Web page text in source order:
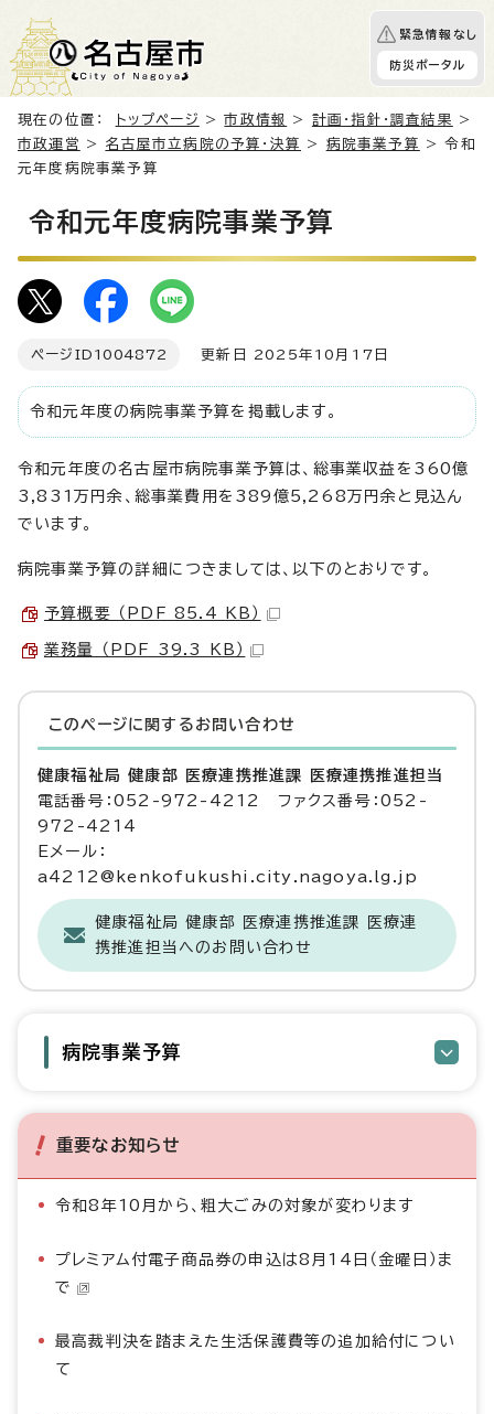
緊急情報なし
防災ポータル
現在の位置： トップページ >市政情報 > 計画・指針・調査結果
>
市政運営
> 名古屋市立病院の予算・決算 > 病院事業予算
> 令和
元年度病院事業予算
令和元年度病院事業予算
ページID 1004872 更新日 2025年10月17日
令和元年度の病院事業予算を掲載します。
令和元年度の名古屋市病院事業予算は、総事業収益を360億
3,831万円余、総事業費用を389億5,268万円余と見込ん
でいます。
病院事業予算の詳細につきましては、以下のとおりです。
予算概要 （PDF 85.4 KB）
業務量 （PDF 39.3 KB）
このページに関する お問い合わせ
健康福祉局 健康部 医療連携推進課 医療連携推進担当
電話番号：052-972-4212 ファクス番号：052-
972-4214
Eメール：
a4212@kenkofukushi.city.nagoya.lg.jp
健康福祉局 健康部 医療連携推進課 医療連
携推進担当へのお問い合わせ
病院事業予算
重要なお知らせ
令和8年10月から、粗大ごみの対象が変わります
プレミアム付電子商品券の申込は8月14日（金曜日）ま
で
最高裁判決を踏まえた生活保護費等の追加給付につい
て